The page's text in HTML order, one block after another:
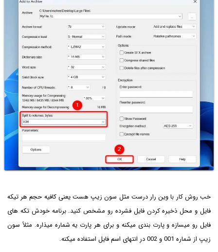
خب روش کار با وین رار درست مثل سون زیپ هست یعنی کافیه حجم هر تیکه
فایل و محل ذخیره کردن فایل فشرده رو مشخص کنید. برنامه خودش تکه های
فایل رو میسازه و پارت بندی میکنه و برای هر پارت یه شماره میذاره. مثلاً سون
زیپ از شماره 001 و 002 در انتهای اسم فایل استفاده میکنه.